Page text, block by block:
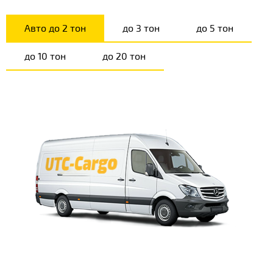
Авто до 2 тон до 3 тон до 5 тон
до 10 тон до 20 тон